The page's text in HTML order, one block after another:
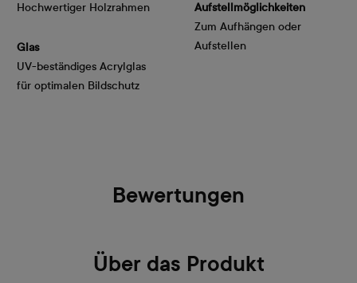
Hochwertiger Holzrahmen
Glas
UV-beständiges Acrylglas
für optimalen Bildschutz
Aufstellmöglichkeiten
Zum Aufhängen oder
Aufstellen
Bewertungen
Über das Produkt